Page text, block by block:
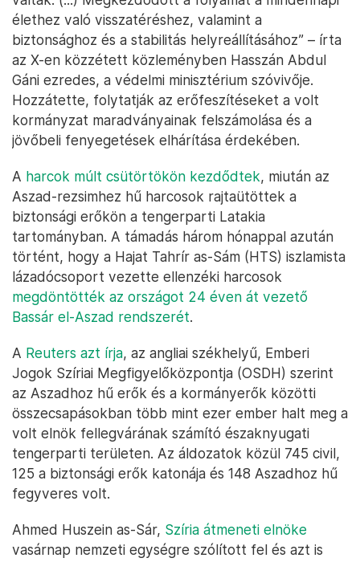
élethez való visszatéréshez, valamint a
biztonsághoz és a stabilitás helyreállításához” – írta
az X-en közzétett közleményben Hasszán Abdul
Gáni ezredes, a védelmi minisztérium szóvivője.
Hozzátette, folytatják az erőfeszítéseket a volt
kormányzat maradványainak felszámolása és a
jövőbeli fenyegetések elhárítása érdekében.
A harcok múlt csütörtökön kezdődtek, miután az
Aszad-rezsimhez hű harcosok rajtaütöttek a
biztonsági erőkön a tengerparti Latakia
tartományban. A támadás három hónappal azután
történt, hogy a Hajat Tahrír as-Sám (HTS) iszlamista
lázadócsoport vezette ellenzéki harcosok
megdöntötték az országot 24 éven át vezető
Bassár el-Aszad rendszerét.
A Reuters azt írja, az angliai székhelyű, Emberi
Jogok Szíriai Megfigyelőközpontja (OSDH) szerint
az Aszadhoz hű erők és a kormányerők közötti
összecsapásokban több mint ezer ember halt meg a
volt elnök fellegvárának számító északnyugati
tengerparti területen. Az áldozatok közül 745 civil,
125 a biztonsági erők katonája és 148 Aszadhoz hű
fegyveres volt.
Ahmed Huszein as-Sár, Szíria átmeneti elnöke
vasárnap nemzeti egységre szólított fel és azt is